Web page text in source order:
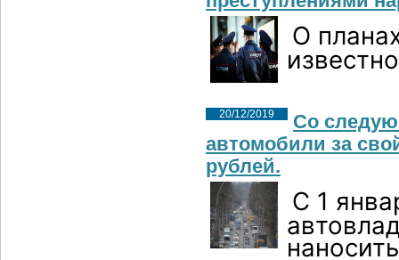
О
20/12/2019
Со
автомобили за
рублей.
С 1